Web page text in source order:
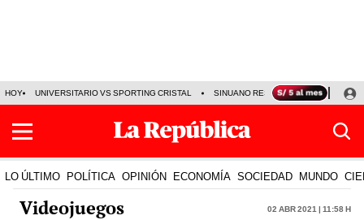
HOY UNIVERSITARIO VS SPORTING CRISTAL SINUANO RESULTADOS HOY
LO ÚLTIMO POLÍTICA OPINIÓN ECONOMÍA SOCIEDAD MUNDO
Videojuegos 02 Abr 2021 | 11:58 h